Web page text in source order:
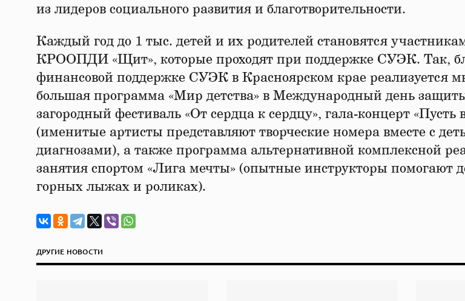
из лидеров социального развития и благотворительности.
Каждый год до 1 тыс. детей и их родителей становятся
КРООПДИ «Щит», которые проходят при поддержке СУЭК. Так,
финансовой поддержке СУЭК в Красноярском крае реализуется
большая программа «Мир детства» в Международный день
загородный фестиваль «От сердца к сердцу», гала-концерт «Пусть
(именитые артисты представляют творческие номера вместе с
диагнозами), а также программа альтернативной комплексной
занятия спортом «Лига мечты» (опытные инструкторы помогают
горных лыжах и роликах).
ДРУГИЕ НОВОСТИ